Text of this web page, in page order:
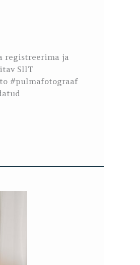
registreerima ja
SIIT
#pulmafotograaf